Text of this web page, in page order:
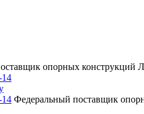
опорных конструкций
14
14 Федеральный поставщик